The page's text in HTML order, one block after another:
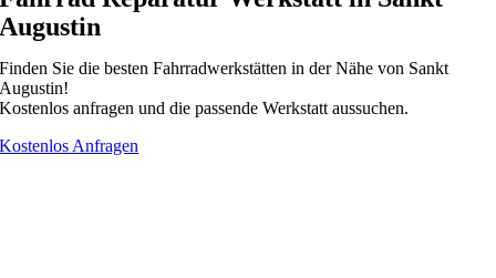
Augustin
Finden Sie die besten Fahrradwerkstätten in der Nähe von Sankt
Augustin!
Kostenlos anfragen und die passende Werkstatt aussuchen.
Kostenlos Anfragen